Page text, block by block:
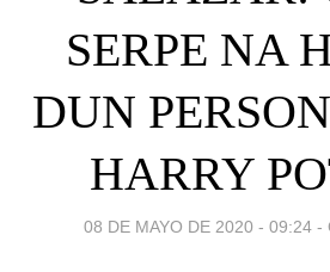
SERPE NA
DUN
HARRY
08 DE MAYO DE 2020 - 09:24 -